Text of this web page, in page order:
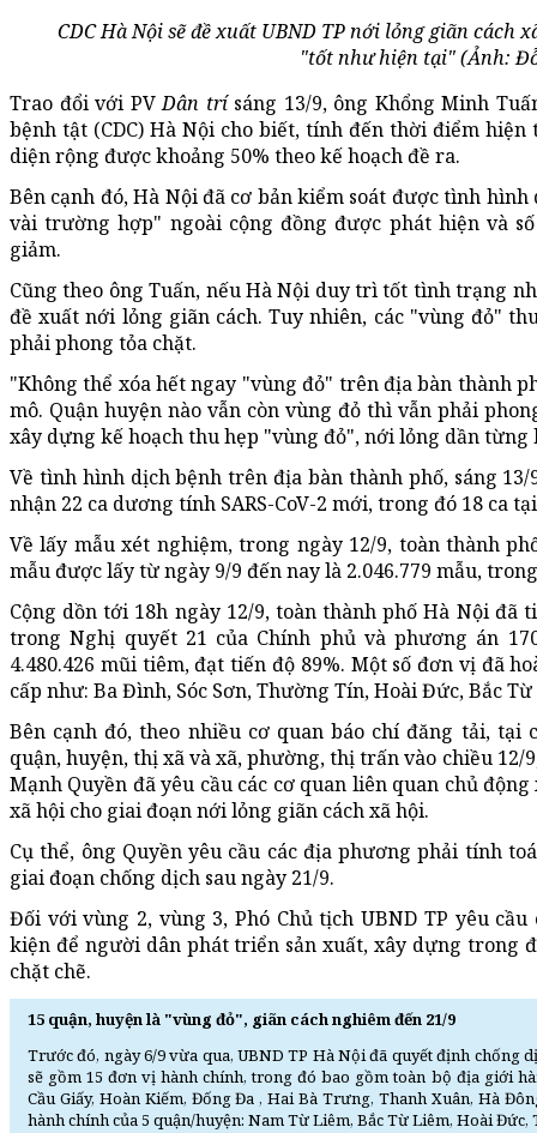
CDC Hà Nội sẽ đề xuất UBND TP nới lỏng giãn cách
"tốt như hiện tại" (Ảnh:
Trao đổi với PVDân trísáng 13/9, ông Khổng Minh
bệnh tật (CDC) Hà Nội cho biết, tính đến thời điểm
diện rộng được khoảng 50% theo kế hoạch đề ra.
Bên cạnh đó, Hà Nội đã cơ bản kiểm soát được tình
vài trường hợp" ngoài cộng đồng được phát hiện và
giảm.
Cũng theo ông Tuấn, nếu Hà Nội duy trì tốt tình trạng
đề xuất nới lỏng giãn cách. Tuy nhiên, các "vùng đỏ"
phải phong tỏa chặt.
"Không thể xóa hết ngay "vùng đỏ" trên địa bàn thành
mô. Quận huyện nào vẫn còn vùng đỏ thì vẫn phải
xây dựng kế hoạch thu hẹp "vùng đỏ", nới lỏng dần từng
Về tình hình dịch bệnh trên địa bàn thành phố, sáng 13/
nhận 22 ca dương tính SARS-CoV-2 mới, trong đó 18 ca
Về lấy mẫu xét nghiệm, trong ngày 12/9, toàn thành
mẫu được lấy từ ngày 9/9 đến nay là 2.046.779 mẫu,
Cộng dồn tới 18h ngày 12/9, toàn thành phố Hà Nội đã
trong Nghị quyết 21 của Chính phủ và phương án
4.480.426 mũi tiêm, đạt tiến độ 89%. Một số đơn vị đã
cấp như: Ba Đình, Sóc Sơn, Thường Tín, Hoài Đức, Bắc
Bên cạnh đó, theo nhiều cơ quan báo chí đăng tải, tại
quận, huyện, thị xã và xã, phường, thị trấn vào chiều 12/
Mạnh Quyền đã yêu cầu các cơ quan liên quan chủ
xã hội cho giai đoạn nới lỏng giãn cách xã hội.
Cụ thể, ông Quyền yêu cầu các địa phương phải tính
giai đoạn chống dịch sau ngày 21/9.
Đối với vùng 2, vùng 3, Phó Chủ tịch UBND TP yêu
kiện để người dân phát triển sản xuất, xây dựng trong
chặt chẽ.
15 quận, huyện là "vùng đỏ", giãn cách nghiêm đến 21/9
Trước đó, ngày 6/9 vừa qua, UBND TP Hà Nội đã quyết định chống
sẽ gồm 15 đơn vị hành chính, trong đó bao gồm toàn bộ địa giới
Cầu Giấy, Hoàn Kiếm, Đống Đa , Hai Bà Trưng, Thanh Xuân, Hà
hành chính của 5 quận/huyện: Nam Từ Liêm, Bắc Từ Liêm, Hoài